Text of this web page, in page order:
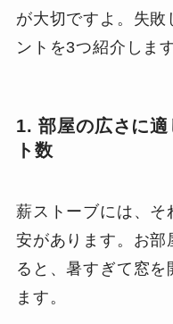
が大切ですよ。失敗
ントを3つ紹介します
1. 部屋の広さに
ト数
薪ストーブには、そ
安があります。お部
ると、暑すぎて窓
ます。